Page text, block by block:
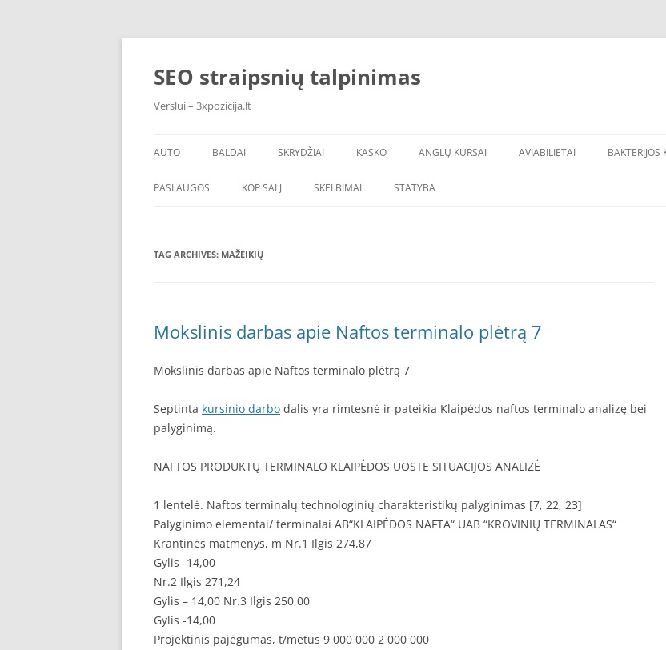
Skip
SEO straipsnių talpinimas
Verslui – 3xpozicija.lt
AUTO BALDAI SKRYDŽIAI KASKO ANGLŲ KURSAI AVIABILIETAI BAKTERIJOS
PASLAUGOS KÖP SÄLJ SKELBIMAI STATYBA
TAG ARCHIVES: MAŽEIKIŲ
Mokslinis darbas apie Naftos terminalo plėtrą 7
Mokslinis darbas apie Naftos terminalo plėtrą 7
Septinta kursinio darbo dalis yra rimtesnė ir pateikia Klaipėdos naftos terminalo analizę bei
palyginimą.
NAFTOS PRODUKTŲ TERMINALO KLAIPĖDOS UOSTE SITUACIJOS ANALIZĖ
1 lentelė. Naftos terminalų technologinių charakteristikų palyginimas [7, 22, 23]
Palyginimo elementai/ terminalai AB“KLAIPĖDOS NAFTA“ UAB “KROVINIŲ TERMINALAS“
Krantinės matmenys, m Nr.1 Ilgis 274,87
Gylis -14,00
Nr.2 Ilgis 271,24
Gylis – 14,00 Nr.3 Ilgis 250,00
Gylis -14,00
Projektinis pajėgumas, t/metus 9 000 000 2 000 000